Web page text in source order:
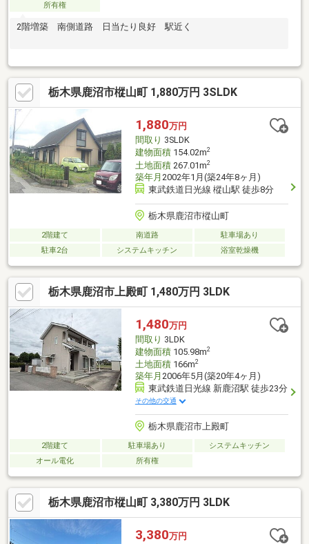
所有権
2階増築 南側道路 日当たり良好 駅近く
栃木県鹿沼市樅山町 1,880万円 3SLDK
1,880万円
間取り 3SLDK
建物面積154.02m2
土地面積267.01m2
築年月 2002年1月(築24年8ヶ月)
東武鉄道日光線 樅山駅 徒歩8分
栃木県鹿沼市樅山町
2階建て 南道路
駐車場あり
駐車2台
システムキッチン 浴室乾燥機
栃木県鹿沼市上殿町 1,480万円 3LDK
1,480万円
間取り 3LDK
建物面積105.98m2
土地面積166m2
築年月 2006年5月(築20年4ヶ月)
東武鉄道日光線 新鹿沼駅 徒歩23分
その他の交通
栃木県鹿沼市上殿町
2階建て 駐車場あり
システムキッチン
オール電化
所有権
栃木県鹿沼市樅山町 3,380万円 3LDK
3,380万円